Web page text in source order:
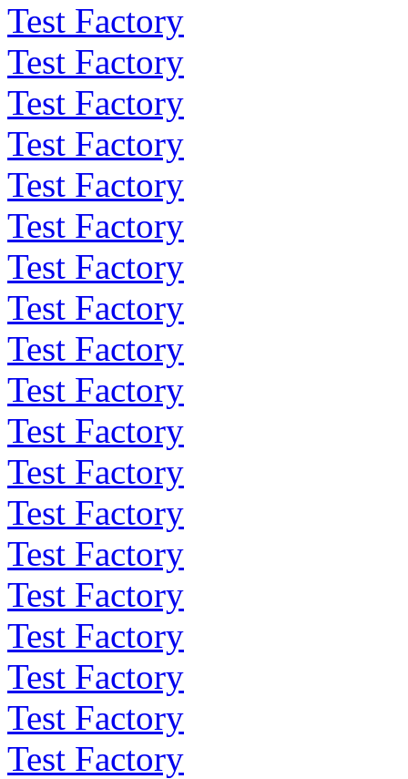
Test Factory
Test Factory
Test Factory
Test Factory
Test Factory
Test Factory
Test Factory
Test Factory
Test Factory
Test Factory
Test Factory
Test Factory
Test Factory
Test Factory
Test Factory
Test Factory
Test Factory
Test Factory
Test Factory